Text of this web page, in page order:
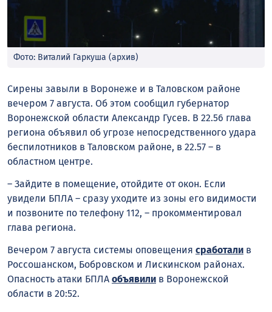
Фото: Виталий Гаркуша (архив)
Сирены завыли в Воронеже и в Таловском районе
вечером 7 августа. Об этом сообщил губернатор
Воронежской области Александр Гусев. В 22.56 глава
региона объявил об угрозе непосредственного удара
беспилотников в Таловском районе, в 22.57 – в
областном центре.
– Зайдите в помещение, отойдите от окон. Если
увидели БПЛА – сразу уходите из зоны его видимости
и позвоните по телефону 112, – прокомментировал
глава региона.
Вечером 7 августа системы оповещения сработали в
Россошанском, Бобровском и Лискинском районах.
Опасность атаки БПЛА объявили в Воронежской
области в 20:52.